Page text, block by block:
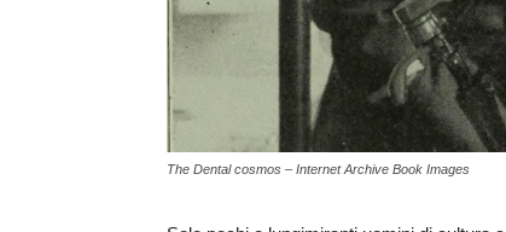
The Dental cosmos – Internet Archive Book Images